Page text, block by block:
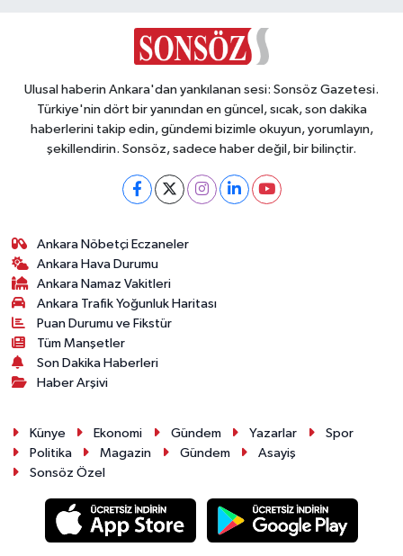
Ulusal haberin Ankara'dan yankılanan sesi: Sonsöz Gazetesi.
Türkiye'nin dört bir yanından en güncel, sıcak, son dakika
haberlerini takip edin, gündemi bizimle okuyun, yorumlayın,
şekillendirin. Sonsöz, sadece haber değil, bir bilinçtir.
Ankara Nöbetçi Eczaneler
Ankara Hava Durumu
Ankara Namaz Vakitleri
Ankara Trafik Yoğunluk Haritası
Puan Durumu ve Fikstür
Tüm Manşetler
Son Dakika Haberleri
Haber Arşivi
Künye Ekonomi Gündem Yazarlar
Spor
Politika
Magazin Gündem
Asayiş
Sonsöz Özel